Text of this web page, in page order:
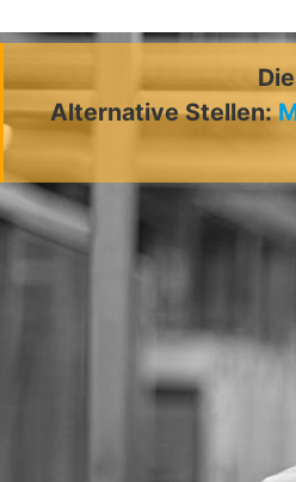
Alternative Stellen: